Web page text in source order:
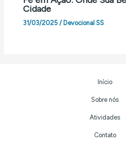
Cidade
31/03/2025/ Devocional SS
Início
Sobre nós
Atividades
Contato